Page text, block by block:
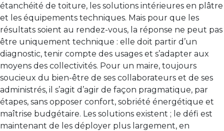
étanchéité de toiture, les solutions intérieures en plâtre
et les équipements techniques. Mais pour que les
résultats soient au rendez-vous, la réponse ne peut pas
être uniquement technique : elle doit partir d’un
diagnostic, tenir compte des usages et s’adapter aux
moyens des collectivités. Pour un maire, toujours
soucieux du bien-être de ses collaborateurs et de ses
administrés, il s’agit d’agir de façon pragmatique, par
étapes, sans opposer confort, sobriété énergétique et
maîtrise budgétaire. Les solutions existent ; le défi est
maintenant de les déployer plus largement, en